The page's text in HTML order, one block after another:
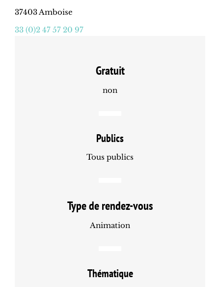
37403 Amboise
33 (0)2 47 57 20 97
Gratuit
non
Publics
Tous publics
Type de rendez-vous
Animation
Thématique